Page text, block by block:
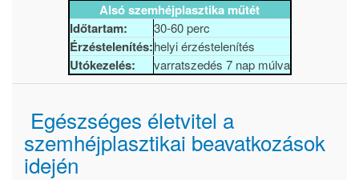
Alsó szemhéjplasztika műtét
Időtartam:
30-60 perc
Érzéstelenítés:helyi érzéstelenítés
Utókezelés: varratszedés 7 nap múlva
Egészséges életvitel a
szemhéjplasztikai beavatkozások
idején